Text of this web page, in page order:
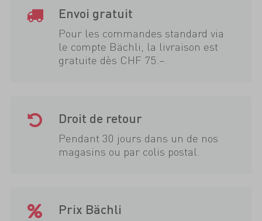
Envoi gratuit
Pour les commandes standard via
le compte Bächli, la livraison est
gratuite dès CHF 75.–.
Droit de retour
Pendant 30 jours dans un de nos
magasins ou par colis postal.
Prix Bächli